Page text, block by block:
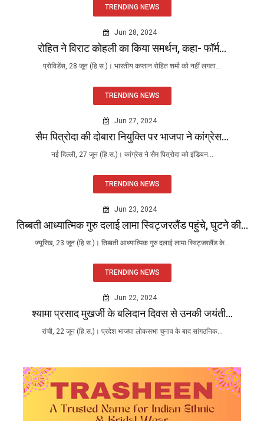
TRENDING NEWS
Jun 28, 2024
रोहित ने विराट कोहली का किया समर्थन, कहा- फॉर्म...
प्रोविडेंस, 28 जून (हि.स.)। भारतीय कप्तान रोहित शर्मा को नहीं लगता...
TRENDING NEWS
Jun 27, 2024
सैम पित्रोदा की दोबारा नियुक्ति पर भाजपा ने कांग्रेस...
नई दिल्ली, 27 जून (हि.स.)। कांग्रेस ने सैम पित्रोदा को इंडियन...
TRENDING NEWS
Jun 23, 2024
तिब्बती आध्यात्मिक गुरु दलाई लामा स्विट्जरलैंड पहुंचे, घुटने की...
ज्यूरिख, 23 जून (हि.स.)। तिब्बती आध्यात्मिक गुरु दलाई लामा स्विट्जरलैंड के...
TRENDING NEWS
Jun 22, 2024
श्यामा प्रसाद मुखर्जी के बलिदान दिवस से उनकी जयंती...
रांची, 22 जून (हि.स.)। प्रदेश भाजपा लोकसभा चुनाव के बाद सांगठनिक...